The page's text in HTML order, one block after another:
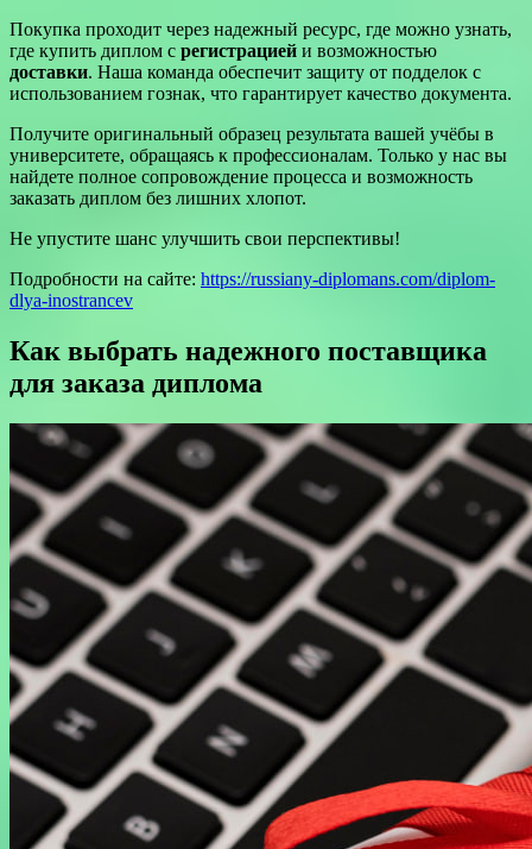
Покупка проходит через надежный ресурс, где можно узнать,
где купить диплом с регистрацией и возможностью
доставки. Наша команда обеспечит защиту от подделок с
использованием гознак, что гарантирует качество документа.
Получите оригинальный образец результата вашей учёбы в
университете, обращаясь к профессионалам. Только у нас вы
найдете полное сопровождение процесса и возможность
заказать диплом без лишних хлопот.
Не упустите шанс улучшить свои перспективы!
Подробности на сайте: https://russiany-diplomans.com/diplom-
dlya-inostrancev
Как выбрать надежного поставщика
для заказа диплома